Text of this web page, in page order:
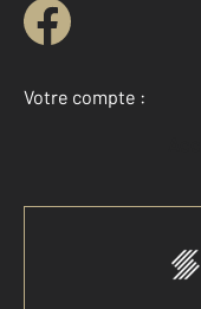
Votre compte :